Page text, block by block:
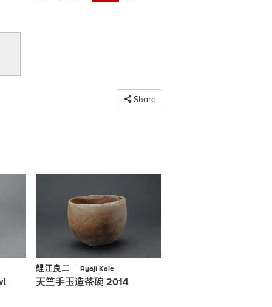
Share
コピーしました
鯉江良二 Ryoji Koie
天竺手玉造茶碗 2014